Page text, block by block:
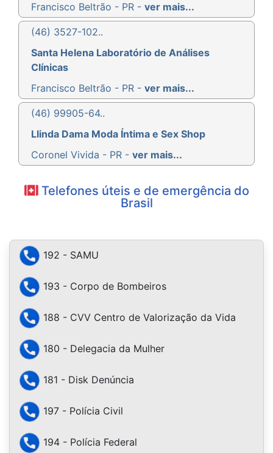
Francisco Beltrão - PR - ver mais...
(46) 3527-102..
Santa Helena Laboratório de Análises
Clínicas
Francisco Beltrão - PR - ver mais...
(46) 99905-64..
Llinda Dama Moda Íntima e Sex Shop
Coronel Vivida - PR - ver mais...
Telefones úteis e de emergência do
Brasil
192 - SAMU
193 - Corpo de Bombeiros
188 - CVV Centro de Valorização da Vida
180 - Delegacia da Mulher
181 - Disk Denúncia
197 - Polícia Civil
194 - Polícia Federal